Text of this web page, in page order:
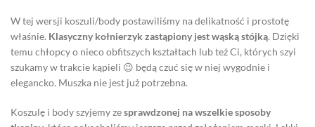
W tej wersji koszuli/body postawiliśmy na delikatność i prostotę
właśnie. Klasyczny kołnierzyk zastąpiony jest wąską stójką. Dzięki
temu chłopcy o nieco obfitszych kształtach lub też Ci, których szyi
szukamy w trakcie kąpieli 😉 będą czuć się w niej wygodnie i
elegancko. Muszka nie jest już potrzebna.
Koszulę i body szyjemy zesprawdzonej na wszelkie sposoby